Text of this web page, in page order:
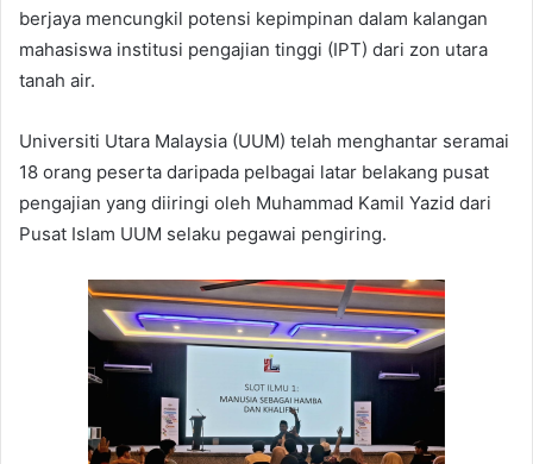
berjaya mencungkil potensi kepimpinan dalam kalangan
mahasiswa institusi pengajian tinggi (IPT) dari zon utara
tanah air.
Universiti Utara Malaysia (UUM) telah menghantar seramai
18 orang peserta daripada pelbagai latar belakang pusat
pengajian yang diiringi oleh Muhammad Kamil Yazid dari
Pusat Islam UUM selaku pegawai pengiring.